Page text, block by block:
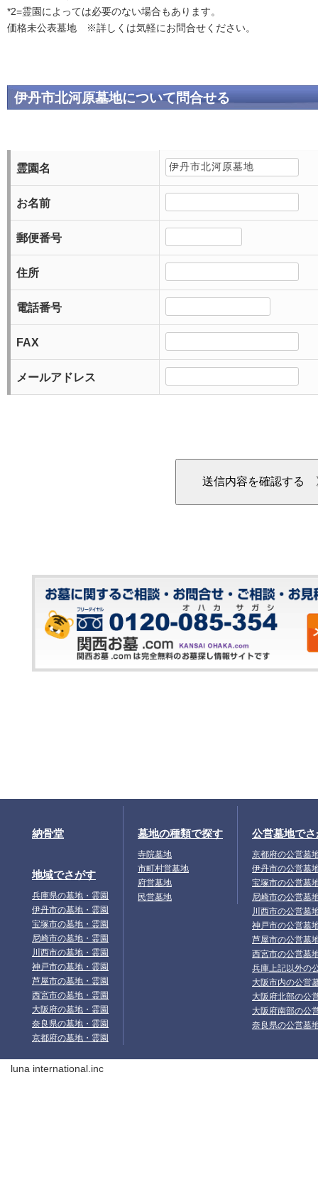
*2=霊園によっては必要のない場合もあります。
価格未公表墓地 ※詳しくは気軽にお問合せください。
伊丹市北河原墓地について問合せる
霊園名
お名前
郵便番号
住所
電話番号
FAX
メールアドレス
納骨堂
地域でさがす
兵庫県の墓地・霊園
伊丹市の墓地・霊園
宝塚市の墓地・霊園
尼崎市の墓地・霊園
川西市の墓地・霊園
神戸市の墓地・霊園
芦屋市の墓地・霊園
西宮市の墓地・霊園
大阪府の墓地・霊園
奈良県の墓地・霊園
京都府の墓地・霊園
墓地の種類で探す
寺院墓地
市町村営墓地
府営墓地
民営墓地
公営墓地で
京都府の公営墓
伊丹市の公営墓
宝塚市の公営墓
尼崎市の公営墓
川西市の公営墓
神戸市の公営墓
芦屋市の公営墓
西宮市の公営墓
兵庫上記以外の
大阪市内の公営
大阪府北部の公
大阪府南部の公
奈良県の公営墓
luna international.inc